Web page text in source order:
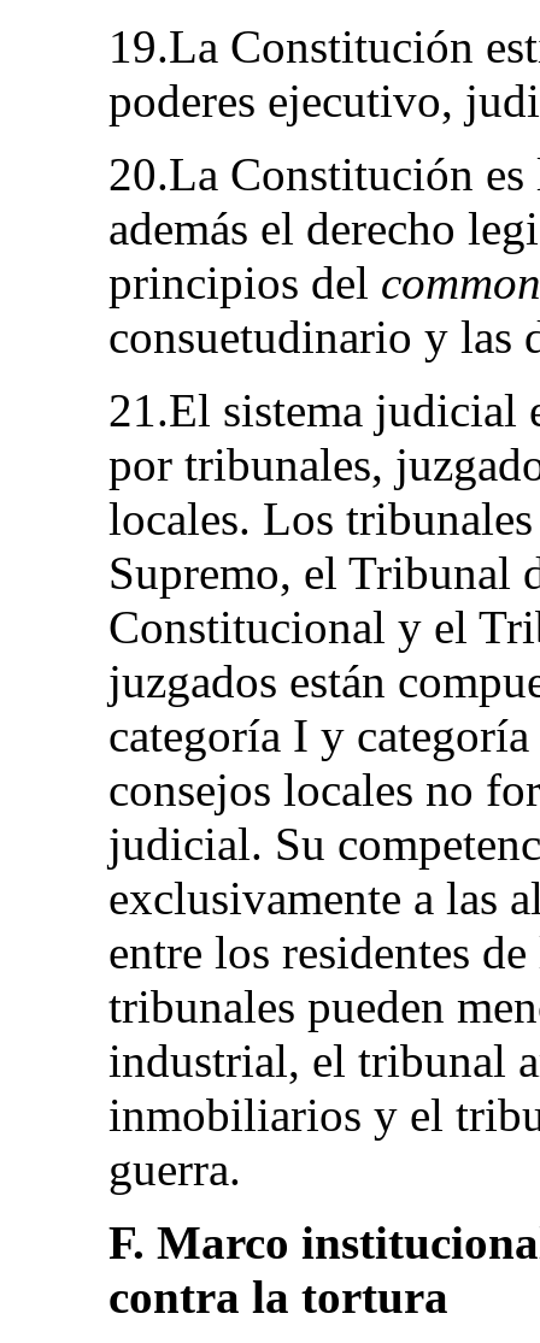
19.La Constitución
poderes ejecutivo,
20.La Constitución es
además el derecho
principios del
consuetudinario y las
21.El sistema judicial
por tribunales,
locales. Los
Supremo, el Tribunal
Constitucional y el
juzgados están
categoría I y
consejos locales no
judicial. Su
exclusivamente a las
entre los residentes
tribunales pueden
industrial, el tribunal
inmobiliarios y el
guerra.
F. Marco
contra la tortura